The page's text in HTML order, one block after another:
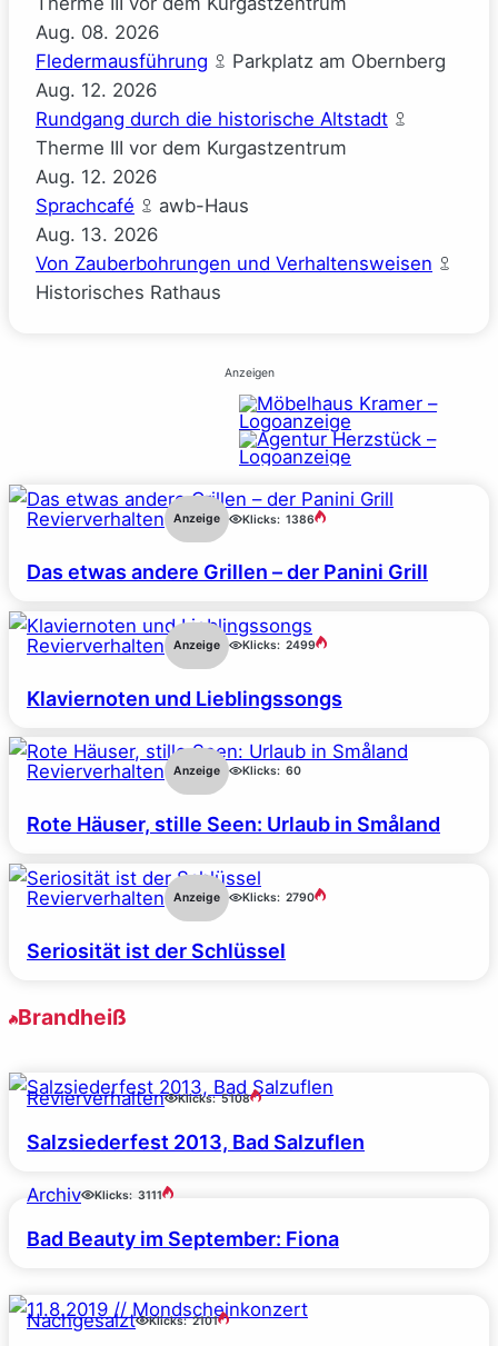
Aug. 08. 2026
Fledermausführung
Parkplatz am Obernberg
Aug. 12. 2026
Rundgang durch die historische Altstadt
Therme III vor dem Kurgastzentrum
Aug. 12. 2026
Sprachcafé
awb-Haus
Aug. 13. 2026
Von Zauberbohrungen und Verhaltensweisen
Historisches Rathaus
Anzeigen
Revierverhalten Anzeige Klicks: 1386
Das etwas andere Grillen – der Panini Grill
Revierverhalten Anzeige Klicks: 2499
Klaviernoten und Lieblingssongs
Revierverhalten Anzeige Klicks: 60
Rote Häuser, stille Seen: Urlaub in Småland
Revierverhalten Anzeige Klicks: 2790
Seriosität ist der Schlüssel
Brandheiß
Revierverhalten Klicks: 5108
Salzsiederfest 2013, Bad Salzuflen
Archiv Klicks: 3111
Bad Beauty im September: Fiona
Nachgesalzt Klicks: 2101